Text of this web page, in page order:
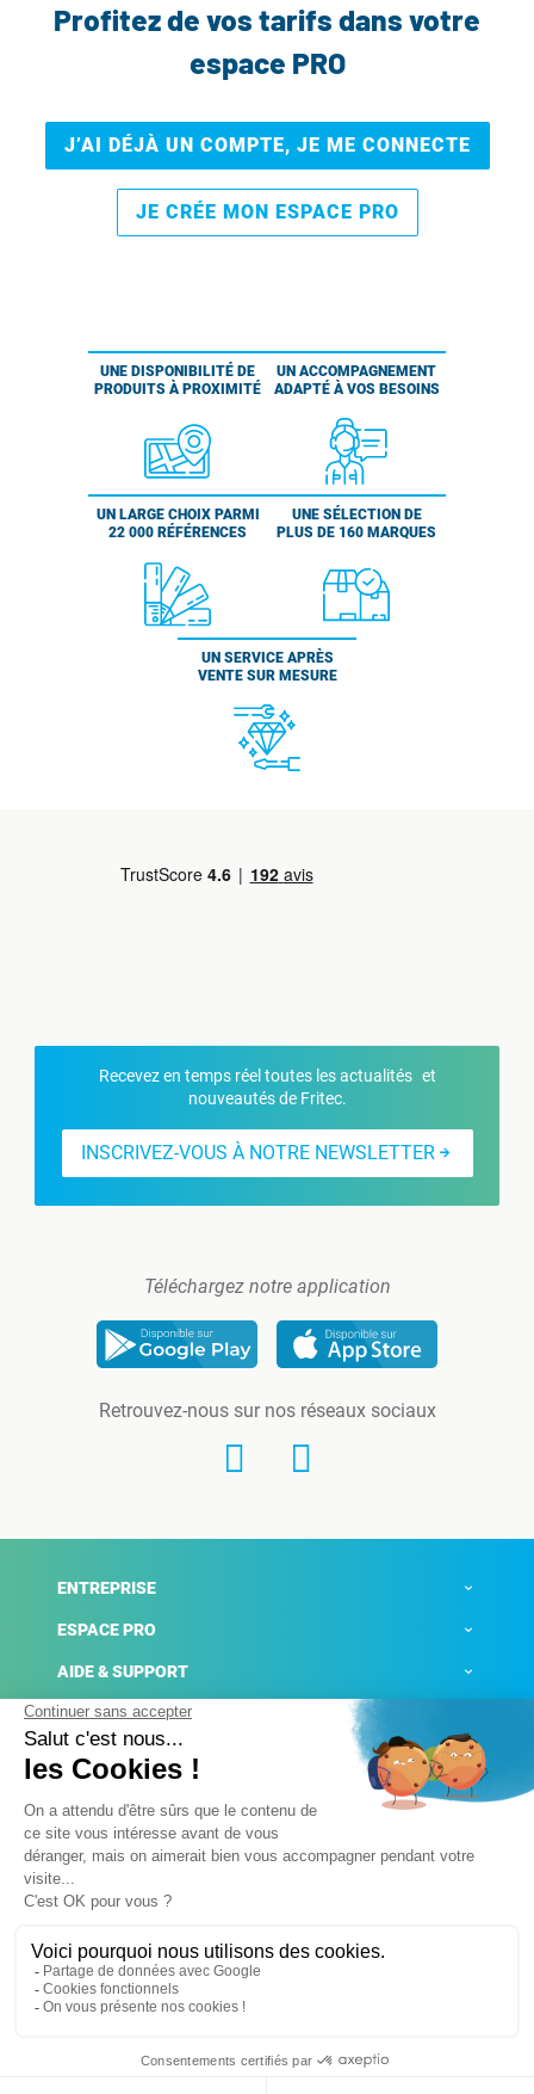
Profitez de vos tarifs dans votre
espace PRO
J’AI DÉJÀ UN COMPTE, JE ME CONNECTE
JE CRÉE MON ESPACE PRO
UNE DISPONIBILITÉ DE
PRODUITS À PROXIMITÉ
UN ACCOMPAGNEMENT
ADAPTÉ À VOS BESOINS
UN LARGE CHOIX PARMI
22 000 RÉFÉRENCES
UNE SÉLECTION DE
PLUS DE 160 MARQUES
UN SERVICE APRÈS
VENTE SUR MESURE
Recevez en temps réel toutes les actualités et
nouveautés de Fritec.
INSCRIVEZ-VOUS À NOTRE NEWSLETTER
Téléchargez notre application
Retrouvez-nous sur nos réseaux sociaux
ENTREPRISE
ESPACE PRO
AIDE & SUPPORT
ACTUALITÉS
Mentions légales
Conditions générales de ventes
Plateforme de signalement